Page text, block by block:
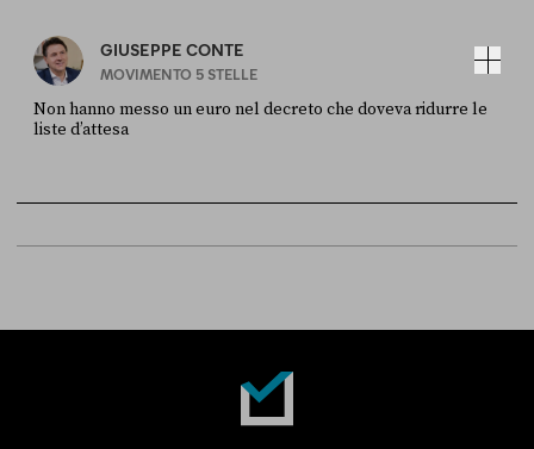
GIUSEPPE CONTE
MOVIMENTO 5 STELLE
Non hanno messo un euro nel decreto che doveva ridurre le
liste d’attesa